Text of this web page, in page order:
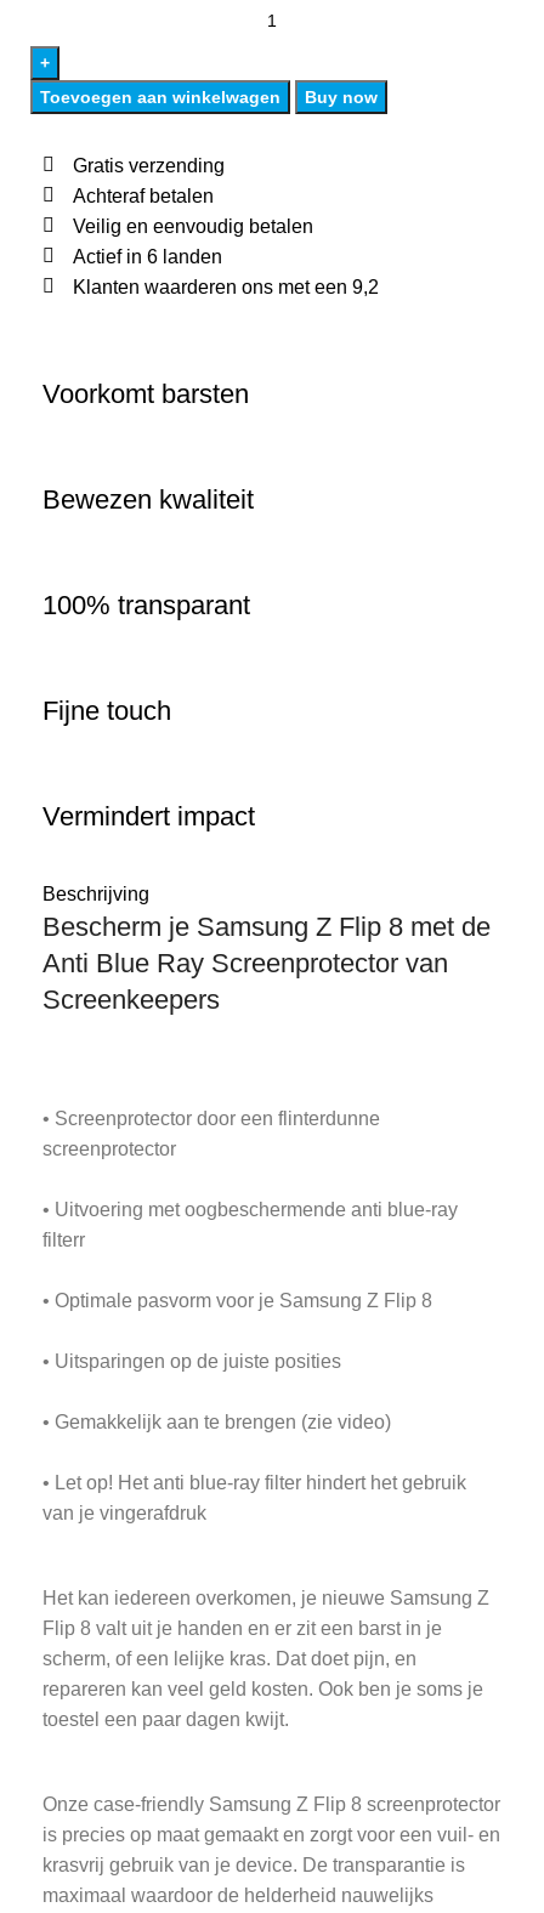
Toevoegen aan winkelwagen Buy now
Gratis verzending
Achteraf betalen
Veilig en eenvoudig betalen
Actief in 6 landen
Klanten waarderen ons met een 9,2
Voorkomt barsten
Bewezen kwaliteit
100% transparant
Fijne touch
Vermindert impact
Beschrijving
Bescherm je Samsung Z Flip 8 met de
Anti Blue Ray Screenprotector van
Screenkeepers
• Screenprotector door een flinterdunne
screenprotector
• Uitvoering met oogbeschermende anti blue-ray
filterr
• Optimale pasvorm voor je Samsung Z Flip 8
• Uitsparingen op de juiste posities
• Gemakkelijk aan te brengen (zie video)
• Let op! Het anti blue-ray filter hindert het gebruik
van je vingerafdruk
Het kan iedereen overkomen, je nieuwe Samsung Z
Flip 8 valt uit je handen en er zit een barst in je
scherm, of een lelijke kras. Dat doet pijn, en
repareren kan veel geld kosten. Ook ben je soms je
toestel een paar dagen kwijt.
Onze case-friendly Samsung Z Flip 8 screenprotector
is precies op maat gemaakt en zorgt voor een vuil- en
krasvrij gebruik van je device. De transparantie is
maximaal waardoor de helderheid nauwelijks